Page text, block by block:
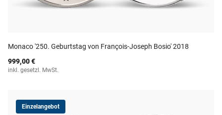
Monaco '250. Geburtstag von François-Joseph Bosio' 2018
999,00 €
inkl. gesetzl. MwSt.
Einzelangebot